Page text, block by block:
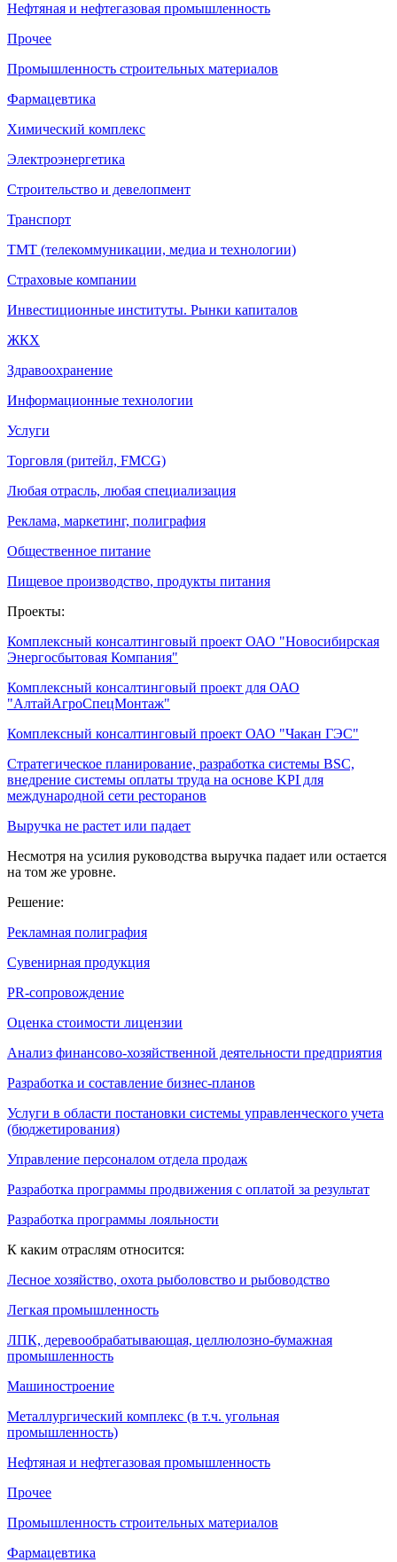
Нефтяная и нефтегазовая промышленность
Прочее
Промышленность строительных материалов
Фармацевтика
Химический комплекс
Электроэнергетика
Строительство и девелопмент
Транспорт
ТМТ (телекоммуникации, медиа и технологии)
Страховые компании
Инвестиционные институты. Рынки капиталов
ЖКХ
Здравоохранение
Информационные технологии
Услуги
Торговля (ритейл, FMCG)
Любая отрасль, любая специализация
Реклама, маркетинг, полиграфия
Общественное питание
Пищевое производство, продукты питания
Проекты:
Комплексный консалтинговый проект ОАО "Новосибирская
Энергосбытовая Компания"
Комплексный консалтинговый проект для ОАО
"АлтайАгроСпецМонтаж"
Комплексный консалтинговый проект ОАО "Чакан ГЭС"
Стратегическое планирование, разработка системы BSC,
внедрение системы оплаты труда на основе KPI для
международной сети ресторанов
Выручка не растет или падает
Несмотря на усилия руководства выручка падает или остается
на том же уровне.
Решение:
Рекламная полиграфия
Сувенирная продукция
PR-сопровождение
Оценка стоимости лицензии
Анализ финансово-хозяйственной деятельности предприятия
Разработка и составление бизнес-планов
Услуги в области постановки системы управленческого учета
(бюджетирования)
Управление персоналом отдела продаж
Разработка программы продвижения с оплатой за результат
Разработка программы лояльности
К каким отраслям относится:
Лесное хозяйство, охота рыболовство и рыбоводство
Легкая промышленность
ЛПК, деревообрабатывающая, целлюлозно-бумажная
промышленность
Машиностроение
Металлургический комплекс (в т.ч. угольная
промышленность)
Нефтяная и нефтегазовая промышленность
Прочее
Промышленность строительных материалов
Фармацевтика